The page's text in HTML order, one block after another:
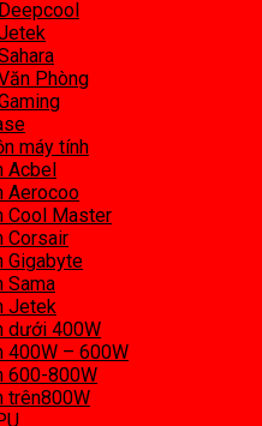
Phòng
máy tính
Acbel
Aerocoo
Cool Master
Corsair
Gigabyte
Sama
Jetek
dưới 400W
400W – 600W
600-800W
trên800W